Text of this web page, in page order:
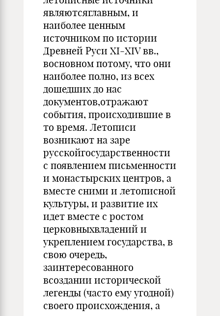
являютсяглавным, и
наиболее ценным
источником по истории
Древней Руси XI-XIV вв.,
восновном потому, что они
наиболее полно, из всех
дошедших до нас
документов,отражают
события, происходившие в
то время. Летописи
возникают на заре
русскойгосударственности
с появлением письменности
и монастырских центров, а
вместе сними и летописной
культуры, и развитие их
идет вместе с ростом
церковныхвладений и
укреплением государства, в
свою очередь,
заинтересованного
всоздании исторической
легенды (часто ему угодной)
своего происхождения, а